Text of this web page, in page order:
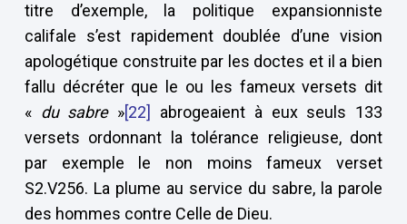
titre d’exemple, la politique expansionniste
califale s’est rapidement doublée d’une vision
apologétique construite par les doctes et il a bien
fallu décréter que le ou les fameux versets dit
« du sabre»[22]
abrogeaient à eux seuls 133
versets ordonnant la tolérance religieuse, dont
par exemple le non moins fameux verset
S2.V256. La plume au service du sabre, la parole
des hommes contre Celle de Dieu.